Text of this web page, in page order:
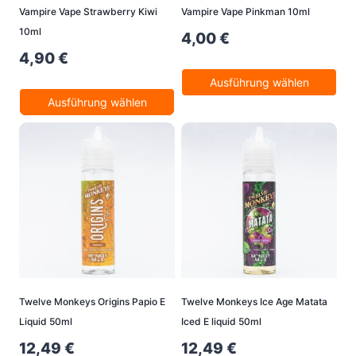
Vampire Vape Strawberry Kiwi
10ml
4,90€
Ausführung wählen
Dieses
weist
mehrere
Varianten
auf.
Die
Optionen
können
Vampire Vape Pinkman 10ml
4,00€
Ausführung wählen
Produkt
mehrere
Varianten
auf.
Die
Optionen
können
auf
der
Twelve Monkeys Origins Papio E
Liquid 50ml
12,49 €
Twelve Monkeys Ice Age Matata
Iced E liquid 50ml
12,49 €